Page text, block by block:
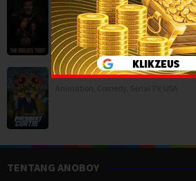
Action,Drama,Movies,Western,USA
President Curtis (2026)
TENTANG ANOBOY